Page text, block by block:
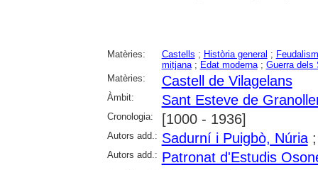
Matèries: Castells ; Història general ;
mitjana; Edat moderna; Guerra dels
Matèries:
Castell de Vilagelans
Àmbit: Sant Esteve de
Cronologia: [1000 - 1936]
Autors add.: Sadurní i Puigbò, Núria
Autors add.: Patronat d'Estudis